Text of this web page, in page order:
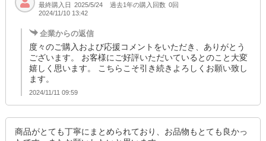
最終購入日 2025/5/24 過去1年の購入回数 0回
2024/11/10 13:42
企業からの返信
度々のご購入および応援コメントをいただき、ありがとう
ございます。 お客様にご好評いただいているとのこと大変
嬉しく思います。 こちらこそ引き続きよろしくお願い致し
ます。
2024/11/11 09:59
商品がとても丁寧にまとめられており、お品物もとても良かっ